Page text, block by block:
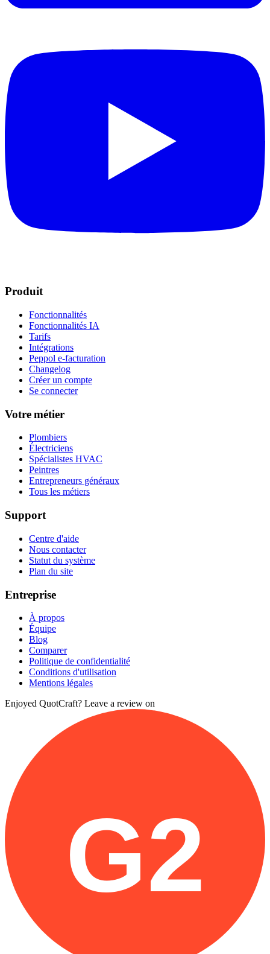
Produit
Fonctionnalités
Fonctionnalités IA
Tarifs
Intégrations
Peppol e-facturation
Changelog
Créer un compte
Se connecter
Votre métier
Plombiers
Électriciens
Spécialistes HVAC
Peintres
Entrepreneurs généraux
Tous les métiers
Support
Centre d'aide
Nous contacter
Statut du système
Plan du site
Entreprise
À propos
Équipe
Blog
Comparer
Politique de confidentialité
Conditions d'utilisation
Mentions légales
Enjoyed QuotCraft? Leave a review on
G2